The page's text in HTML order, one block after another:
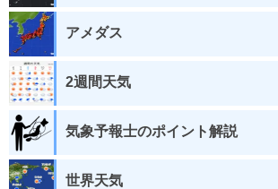
アメダス
2週間天気
気象予報士のポイント解説
世界天気